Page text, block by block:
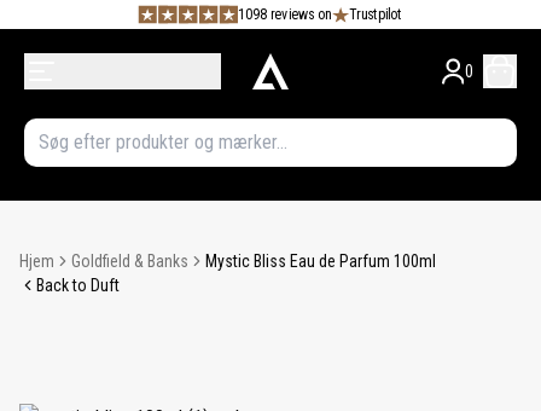
1098 reviews on Trustpilot
0
Hjem Goldfield & Banks
Mystic Bliss Eau de Parfum 100ml
Back to Duft